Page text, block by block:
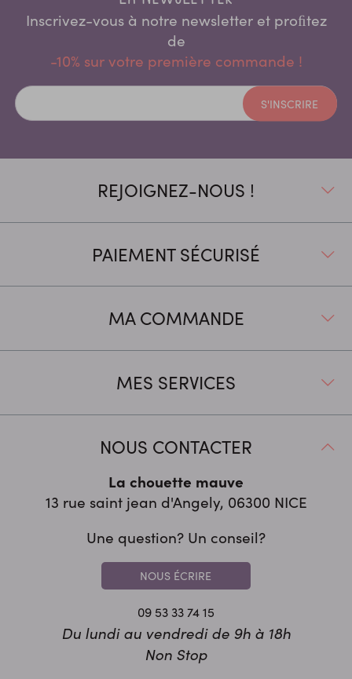
Inscrivez-vous à notre newsletter et proﬁtez
de
-10% sur votre première commande !
S'INSCRIRE
REJOIGNEZ-NOUS !
PAIEMENT SÉCURISÉ
MA COMMANDE
MES SERVICES
NOUS CONTACTER
La chouette mauve
13 rue saint jean d'Angely, 06300 NICE
Une question? Un conseil?
NOUS ÉCRIRE
09 53 33 74 15
Du lundi au vendredi de 9h à 18h
Non Stop